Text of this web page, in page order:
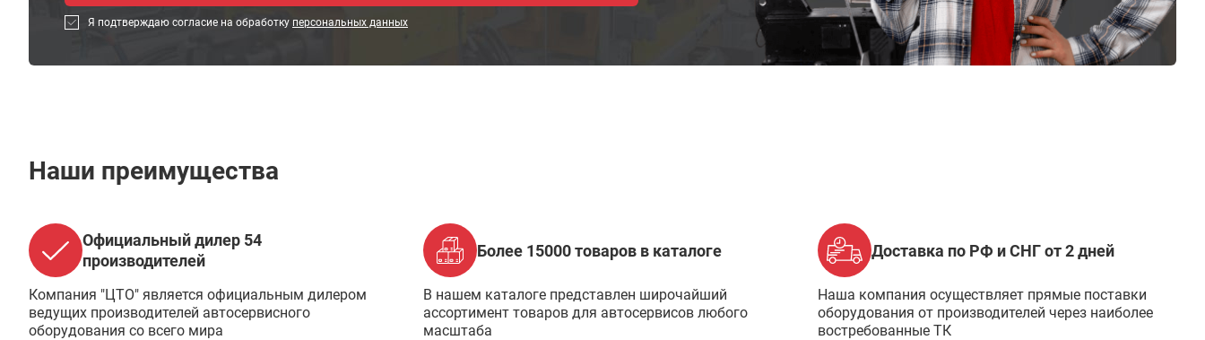
Я подтверждаю согласие на обработку персональных данных
Наши преимущества
Официальный дилер 54
производителей
Компания "ЦТО" является официальным дилером
ведущих производителей автосервисного
оборудования со всего мира
Более 15000 товаров в каталоге
В нашем каталоге представлен широчайший
ассортимент товаров для автосервисов любого
масштаба
Доставка по РФ и СНГ от 2 дней
Наша компания осуществляет прямые поставки
оборудования от производителей через наиболее
востребованные ТК